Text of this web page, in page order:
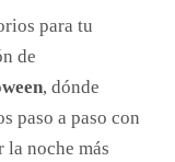
para tu
de
, dónde
paso a paso con
la noche más